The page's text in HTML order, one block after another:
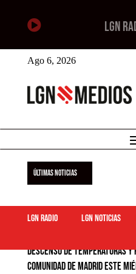
 LGN
Ago 6, 2026
ÚLTIMAS NOTICIAS
LGN Radio LGN Noticias
Descenso de temperaturas
Comunidad de Madrid este